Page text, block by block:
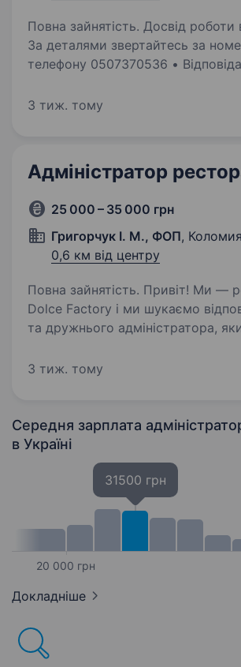
Повна зайнятість. Досвід роботи
За деталями звертайтесь за
телефону 0507370536 • Відповідальність
Бажання навчатися та
3 тиж. тому
Адміністратор
25 000 – 35 000 грн
Григорчук І. М., ФОП,
0,6 км від центру
Повна зайнятість. Привіт! Ми — ресторан
Dolce Factory і ми шукаємо
та дружнього адміністратора,
гостей та підтримувати порядок у
3 тиж. тому
Середня зарплата
в Україні
20 000 грн
31500 грн
Докладніше